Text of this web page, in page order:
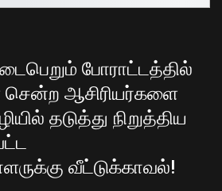
போராட்டத்தில்
ஆசிரியர்களை
தடுத்து நிறுத்திய
வீட்டுக்காவல்!